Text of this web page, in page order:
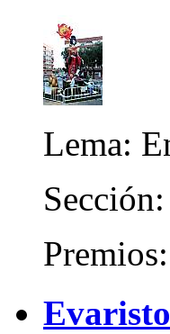
Lema:
Sección: